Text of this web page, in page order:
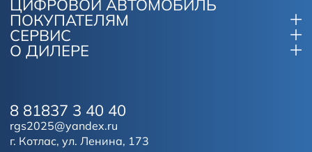
ЦИФРОВОЙ АВТОМОБИЛЬ
ПОКУПАТЕЛЯМ
СЕРВИС
О ДИЛЕРЕ
г. Котлас, ул. Ленина, 173
8 81837 3 40 40
rgs2025@yandex.ru